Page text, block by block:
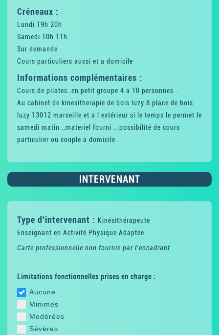
Créneaux :
Lundi 19h 20h
Samedi 10h 11h
Sur demande
Cours particuliers aussi et a domicile
Informations complémentaires :
Cours de pilates..en petit groupe 4 a 10 personnes .
Au cabinet de kinesitherapie de bois luzy 8 place de bois
luzy 13012 marseille et a l extérieur si le temps le permet le
samedi matin ..materiel fourni ...possibilité de cours
particulier ou couple a domicile..
INTERVENANT
Type d'intervenant : Kinésithérapeute
Enseignant en Activité Physique Adaptée
Carte professionnelle non fournie par l'encadrant
Limitations fonctionnelles prises en charge :
Aucune
Minimes
Modérées
Sévères